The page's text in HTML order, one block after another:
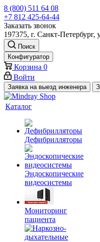
8 (800) 511 64 08
+7 812 425-64-44
Заказать звонок
197375, г. Санкт-
Поиск
Конфигуратор
Корзина 0
Войти
Заявка на выезд инженера
Каталог
Дефибрилляторы
Эндоскопические
видеосистемы
Мониторинг
пациента